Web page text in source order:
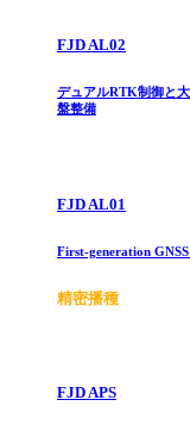
FJD AL02
デュアルRTK制御と
盤整備
FJD AL01
First-generation
精密播種
FJD APS